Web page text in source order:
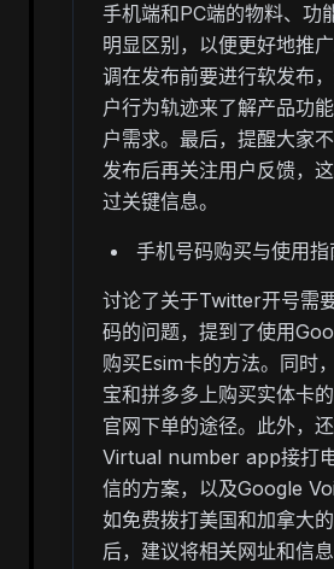
手机端和PC端的物料、功
明显区别，以便更好地推
调在发布前要进行软发布
户行为轨迹来了解产品功
户需求。最后，提醒大家
发布后再关注用户反馈，
过关键信息。
手机号码购买与使用指
讨论了关于Twitter开号需
码的问题，提到了使用
购买Esim卡的方法。同时
宝和拼多多上购买实体卡
官网下单的途径。此外，
Virtual number app接打
信的方案，以及Google
如免费拨打美国和加拿大
后，建议将相关网址和信